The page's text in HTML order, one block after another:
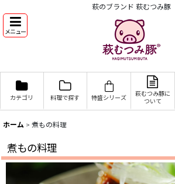
萩のブランド 萩むつみ豚
メニュー
カテゴリ 料理で探す 特盛シリーズ
萩むつみ豚に
ついて
ホーム > 煮もの料理
煮もの料理